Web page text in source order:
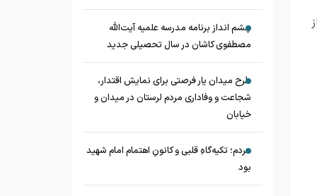
چشم‌ انداز برنامه مدرسه علمیه آیت‌الله
مصطفوی کاشان در سال تحصیلی جدید
طرح میدان یار فرصتی برای نمایش اقتدار،
شجاعت و وفاداری مردم لرستان در میدان و
خیابان
مردم؛ تکیه‌گاهِ قلبی و کانونِ اهتمام امام شهید
بود